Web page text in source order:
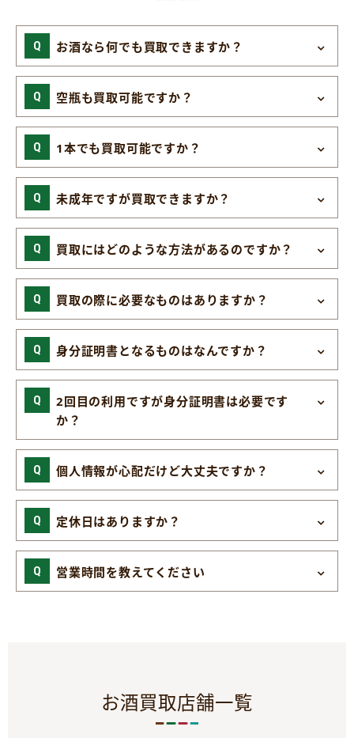
お酒なら何でも買取できますか？
空瓶も買取可能ですか？
1本でも買取可能ですか？
未成年ですが買取できますか？
買取にはどのような方法があるのですか？
買取の際に必要なものはありますか？
身分証明書となるものはなんですか？
2回目の利用ですが身分証明書は必要です
か？
個人情報が心配だけど大丈夫ですか？
定休日はありますか？
営業時間を教えてください
お酒買取店舗一覧